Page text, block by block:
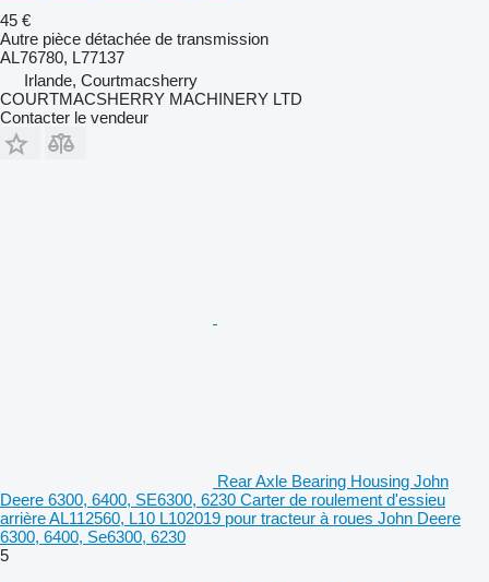
45 €
Autre pièce détachée de transmission
AL76780, L77137
Irlande, Courtmacsherry
COURTMACSHERRY MACHINERY LTD
Contacter le vendeur
Rear Axle Bearing Housing John
Deere 6300, 6400, SE6300, 6230 Carter de roulement d'essieu
arrière AL112560, L10 L102019 pour tracteur à roues John Deere
6300, 6400, Se6300, 6230
5